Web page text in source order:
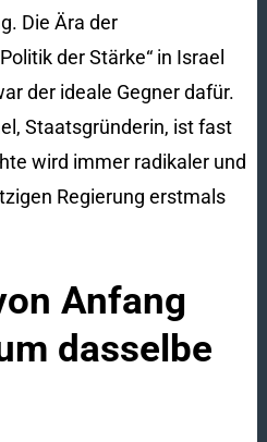
Die Ära der
der Stärke“ in Israel
der ideale Gegner dafür.
Staatsgründerin, ist fast
wird immer radikaler und
Regierung erstmals
Anfang
dasselbe